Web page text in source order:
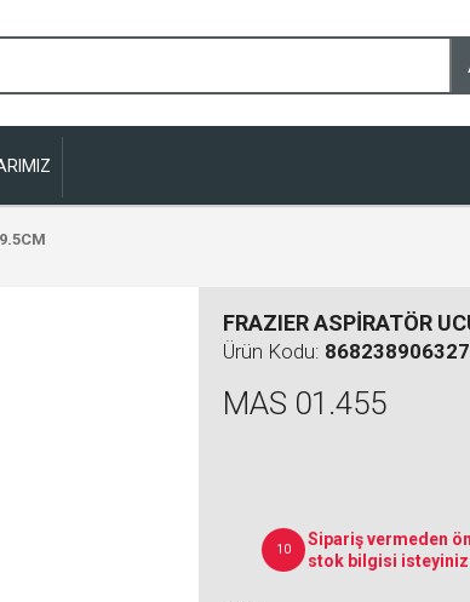
FRAZIER ASPİRATÖR
Ürün Kodu:
MAS 01.455
10
Sipariş vermeden
stok bilgisi